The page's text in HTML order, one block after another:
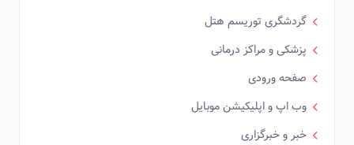
گردشگری توریسم هتل
پزشکی و مراکز درمانی
صفحه ورودی
وب اپ و اپلیکیشن موبایل
خبر و خبرگزاری